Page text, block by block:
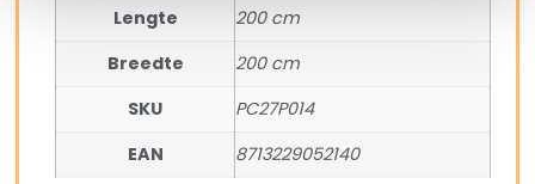
Lengte
200 cm
Breedte
200 cm
SKU
PC27P014
EAN
8713229052140